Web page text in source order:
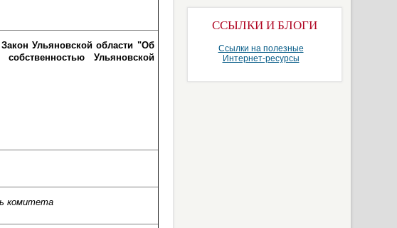
Ульяновской области "Об
Ульяновской
комитета
ССЫЛКИ И БЛОГИ
Ссылки на полезные
Интернет-ресурсы